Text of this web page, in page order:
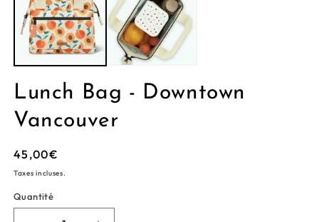
fenêtre
modale
Lunch Bag - Downtown
Vancouver
Prix
habituel
45,00€
Taxes incluses.
Quantité